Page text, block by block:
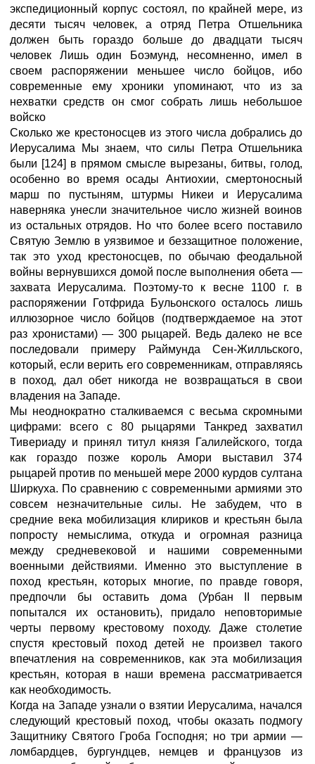
экспедиционный корпус состоял, по крайней мере, из
десяти тысяч человек, а отряд Петра Отшельника
должен быть гораздо больше до двадцати тысяч
человек Лишь один Боэмунд, несомненно, имел в
своем распоряжении меньшее число бойцов, ибо
современные ему хроники упоминают, что из за
нехватки средств он смог собрать лишь небольшое
войско
Сколько же крестоносцев из этого числа добрались до
Иерусалима Мы знаем, что силы Петра Отшельника
были [124] в прямом смысле вырезаны, битвы, голод,
особенно во время осады Антиохии, смертоносный
марш по пустыням, штурмы Никеи и Иерусалима
наверняка унесли значительное число жизней воинов
из остальных отрядов. Но что более всего поставило
Святую Землю в уязвимое и беззащитное положение,
так это уход крестоносцев, по обычаю феодальной
войны вернувшихся домой после выполнения обета —
захвата Иерусалима. Поэтому-то к весне 1100 г. в
распоряжении Готфрида Бульонского осталось лишь
иллюзорное число бойцов (подтверждаемое на этот
раз хронистами) — 300 рыцарей. Ведь далеко не все
последовали примеру Раймунда Сен-Жилльского,
который, если верить его современникам, отправляясь
в поход, дал обет никогда не возвращаться в свои
владения на Западе.
Мы неоднократно сталкиваемся с весьма скромными
цифрами: всего с 80 рыцарями Танкред захватил
Тивериаду и принял титул князя Галилейского, тогда
как гораздо позже король Амори выставил 374
рыцарей против по меньшей мере 2000 курдов султана
Ширкуха. По сравнению с современными армиями это
совсем незначительные силы. Не забудем, что в
средние века мобилизация клириков и крестьян была
попросту немыслима, откуда и огромная разница
между средневековой и нашими современными
военными действиями. Именно это выступление в
поход крестьян, которых многие, по правде говоря,
предпочли бы оставить дома (Урбан II первым
попытался их остановить), придало неповторимые
черты первому крестовому походу. Даже столетие
спустя крестовый поход детей не произвел такого
впечатления на современников, как эта мобилизация
крестьян, которая в наши времена рассматривается
как необходимость.
Когда на Западе узнали о взятии Иерусалима, начался
следующий крестовый поход, чтобы оказать подмогу
Защитнику Святого Гроба Господня; но три армии —
ломбардцев, бургундцев, немцев и французов из